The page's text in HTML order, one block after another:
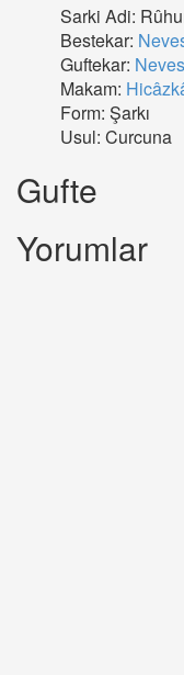
Sarki Adi:
Bestekar:
Guftekar:
Makam:
Form: Şarkı
Usul: Curcuna
Gufte
Yorumlar